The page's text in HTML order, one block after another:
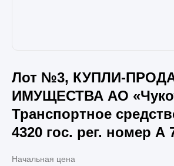
Лот №3, КУПЛИ-
ИМУЩЕСТВА АО
Транспортное
4320 гос. рег. номер А
Начальная цена